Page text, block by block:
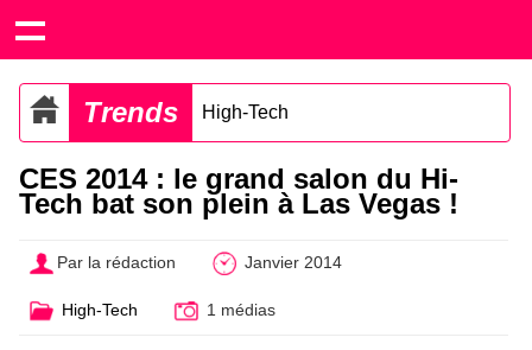
Trends High-Tech
CES 2014 : le grand salon du Hi-
Tech bat son plein à Las Vegas !
Par la rédaction Janvier 2014
High-Tech 1 médias